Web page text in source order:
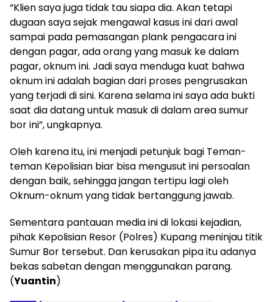
“Klien saya juga tidak tau siapa dia. Akan tetapi
dugaan saya sejak mengawal kasus ini dari awal
sampai pada pemasangan plank pengacara ini
dengan pagar, ada orang yang masuk ke dalam
pagar, oknum ini. Jadi saya menduga kuat bahwa
oknum ini adalah bagian dari proses pengrusakan
yang terjadi di sini. Karena selama ini saya ada bukti
saat dia datang untuk masuk di dalam area sumur
bor ini”, ungkapnya.
Oleh karena itu, ini menjadi petunjuk bagi Teman-
teman Kepolisian biar bisa mengusut ini persoalan
dengan baik, sehingga jangan tertipu lagi oleh
Oknum-oknum yang tidak bertanggung jawab.
Sementara pantauan media ini di lokasi kejadian,
pihak Kepolisian Resor (Polres) Kupang meninjau titik
Sumur Bor tersebut. Dan kerusakan pipa itu adanya
bekas sabetan dengan menggunakan parang.
(Yuantin)